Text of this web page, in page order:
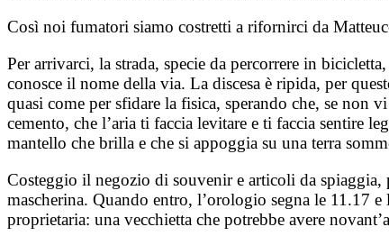
Così noi fumatori siamo costretti a rifornirci da
Per arrivarci, la strada, specie da percorrere in
conosce il nome della via. La discesa è ripida, per
quasi come per sfidare la fisica, sperando che, se non
cemento, che l’aria ti faccia levitare e ti faccia sentire
mantello che brilla e che si appoggia su una terra
Costeggio il negozio di souvenir e articoli da spiaggia,
mascherina. Quando entro, l’orologio segna le 11.17
proprietaria: una vecchietta che potrebbe avere